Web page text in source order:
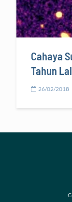
Cahaya
Tahun
26/02/2018